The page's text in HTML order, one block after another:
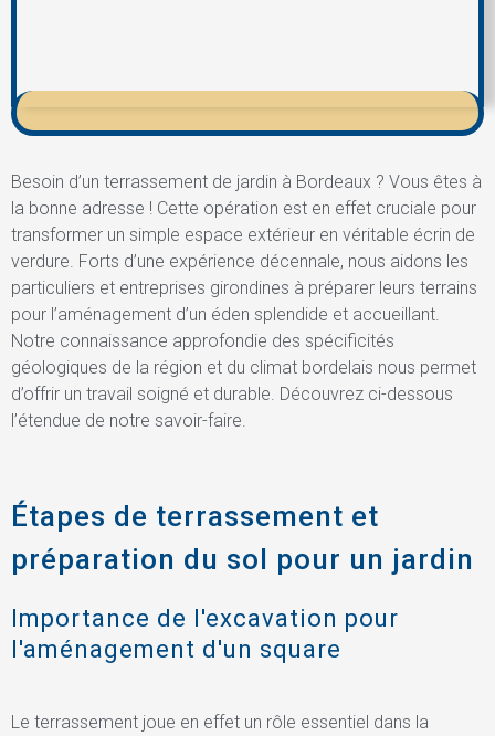
Besoin d’un terrassement de jardin à Bordeaux ? Vous êtes à
la bonne adresse ! Cette opération est en effet cruciale pour
transformer un simple espace extérieur en véritable écrin de
verdure. Forts d’une expérience décennale, nous aidons les
particuliers et entreprises girondines à préparer leurs terrains
pour l’aménagement d’un éden splendide et accueillant.
Notre connaissance approfondie des spécificités
géologiques de la région et du climat bordelais nous permet
d’offrir un travail soigné et durable. Découvrez ci-dessous
l’étendue de notre savoir-faire.
Étapes de terrassement et
préparation du sol pour un jardin
Importance de l'excavation pour
l'aménagement d'un square
Le terrassement joue en effet un rôle essentiel dans la